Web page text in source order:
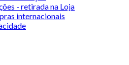
- retirada na Loja
internacionais